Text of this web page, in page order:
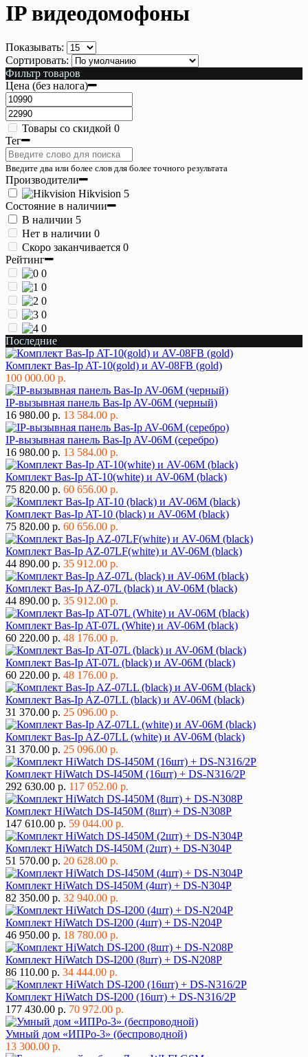
IP видеодомофоны
Показывать:
Сортировать:
Фильтр товаров
Цена (без налога)
Товары со скидкой 0
Тег
Введите два или более слов для более точного результата
Производители
Hikvision 5
Состояние в наличии
В наличии 5
Нет в наличии 0
Скоро заканчивается 0
Рейтинг
0
0
0
0
0
Последние
Комплект Bas-Ip AT-10(gold) и AV-08FB (gold)
100 000.00 р.
IP-вызывная панель Bas-Ip AV-06M (черный)
16 980.00 р. 13 584.00 р.
IP-вызывная панель Bas-Ip AV-06M (серебро)
16 980.00 р. 13 584.00 р.
Комплект Bas-Ip AT-10(white) и AV-06M (black)
75 820.00 р. 60 656.00 р.
Комплект Bas-Ip AT-10 (black) и AV-06M (black)
75 820.00 р. 60 656.00 р.
Комплект Bas-Ip AZ-07LF(white) и AV-06M (black)
44 890.00 р. 35 912.00 р.
Комплект Bas-Ip AZ-07L (black) и AV-06M (black)
44 890.00 р. 35 912.00 р.
Комплект Bas-Ip AT-07L (White) и AV-06M (black)
60 220.00 р. 48 176.00 р.
Комплект Bas-Ip AT-07L (black) и AV-06M (black)
60 220.00 р. 48 176.00 р.
Комплект Bas-Ip AZ-07LL (black) и AV-06M (black)
31 370.00 р. 25 096.00 р.
Комплект Bas-Ip AZ-07LL (white) и AV-06M (black)
31 370.00 р. 25 096.00 р.
Комплект HiWatch DS-I450M (16шт) + DS-N316/2P
292 630.00 р. 117 052.00 р.
Комплект HiWatch DS-I450M (8шт) + DS-N308P
147 610.00 р. 59 044.00 р.
Комплект HiWatch DS-I450M (2шт) + DS-N304P
51 570.00 р. 20 628.00 р.
Комплект HiWatch DS-I450M (4шт) + DS-N304P
82 350.00 р. 32 940.00 р.
Комплект HiWatch DS-I200 (4шт) + DS-N204P
46 950.00 р. 18 780.00 р.
Комплект HiWatch DS-I200 (8шт) + DS-N208P
86 110.00 р. 34 444.00 р.
Комплект HiWatch DS-I200 (16шт) + DS-N316/2P
177 430.00 р. 70 972.00 р.
Умный дом «ИПРо-3» (беспроводной)
13 300.00 р.